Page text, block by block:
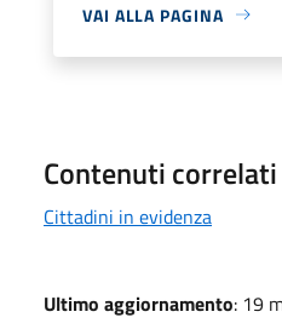
VAI ALLA PAGINA
Contenuti correlati
Cittadini in evidenza
Ultimo aggiornamento: 19